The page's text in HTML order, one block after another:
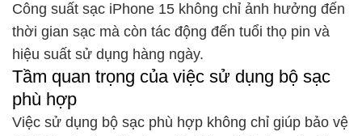
Công suất sạc iPhone 15 không chỉ ảnh hưởng đến
thời gian sạc mà còn tác động đến tuổi thọ pin và
hiệu suất sử dụng hàng ngày.
Tầm quan trọng của việc sử dụng bộ sạc
phù hợp
Việc sử dụng bộ sạc phù hợp không chỉ giúp bảo vệ